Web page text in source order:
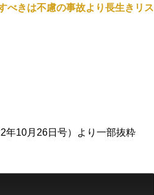
べきは不慮の事故より長生きリス
年10月26日号）より一部抜粋